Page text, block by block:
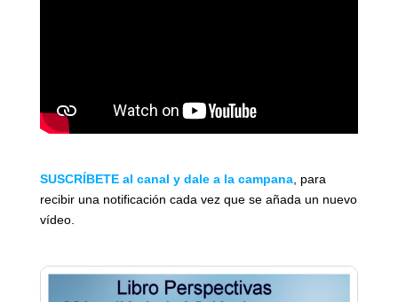
SUSCRÍBETE al canal y dale a la campana, para
recibir una notificación cada vez que se añada un nuevo
vídeo.